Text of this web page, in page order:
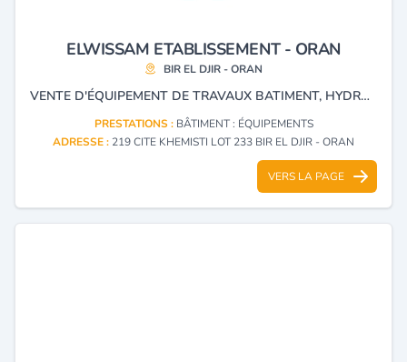
ELWISSAM ETABLISSEMENT - ORAN
BIR EL DJIR - ORAN
VENTE D'ÉQUIPEMENT DE TRAVAUX BATIMENT, HYDRAULIQUE, IRRIGATION, VOIRIE ET ANTI-INCENDIE.
PRESTATIONS : BÂTIMENT : ÉQUIPEMENTS
ADRESSE : 219 CITE KHEMISTI LOT 233 BIR EL DJIR - ORAN
VERS LA PAGE